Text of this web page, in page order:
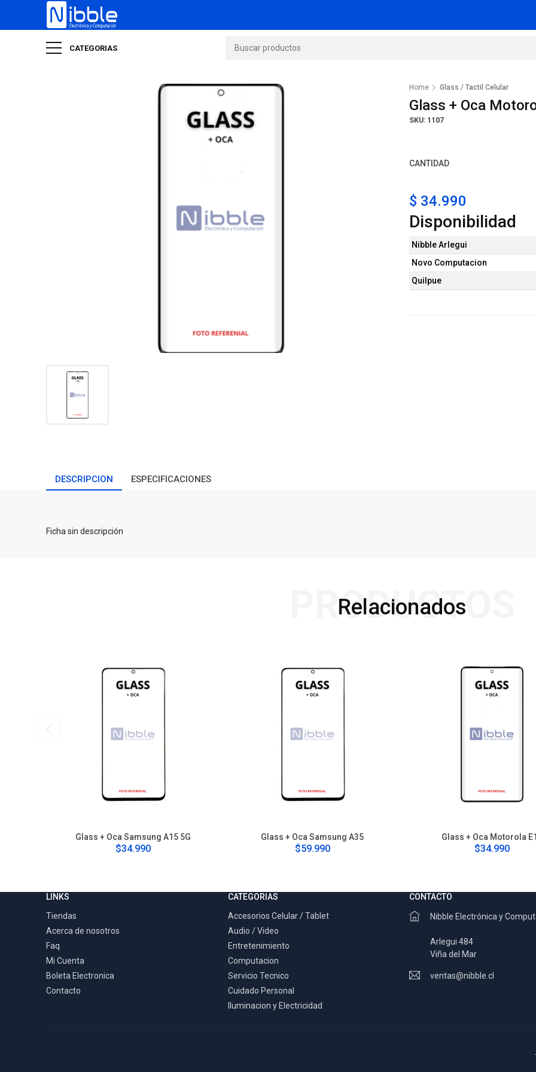
CATEGORIAS
Home Glass / Tactil Celular
Glass + Oca
SKU: 1107
CANTIDAD
$ 34.990
Disponibilidad
Nibble Arlegui
Novo Computacion
Quilpue
DESCRIPCION ESPECIFICACIONES
Ficha sin descripción
Relacionados
PRODUCTOS
Glass + Oca Samsung A15 5G
$34.990
Glass + Oca Samsung A35
$59.990
Glass + Oca Motorola
$34.990
LINKS
Tiendas
Acerca de nosotros
Faq
Mi Cuenta
Boleta Electronica
Contacto
CATEGORIAS
Accesorios Celular / Tablet
Audio / Video
Entretenimiento
Computacion
Servicio Tecnico
Cuidado Personal
Iluminacion y Electricidad
CONTACTO
Nibble Electrónica y
Arlegui 484
Viña del Mar
ventas@nibble.cl